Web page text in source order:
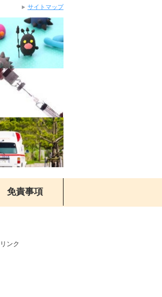
免責事項
ンク
サイトマップ